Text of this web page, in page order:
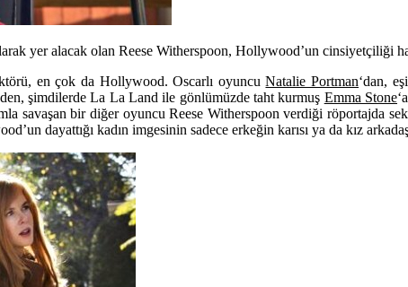
yer alacak olan Reese Witherspoon, Hollywood’un cinsiyetçiliği
en çok da Hollywood. Oscarlı oyuncuNatalie Portman‘dan,
şimdilerde La La Land ile gönlümüzde taht kurmuş Emma Stone
savaşan bir diğer oyuncuReese Witherspoon verdiği röportajda
dayattığı kadın imgesinin sadece erkeğin karısı ya da kız